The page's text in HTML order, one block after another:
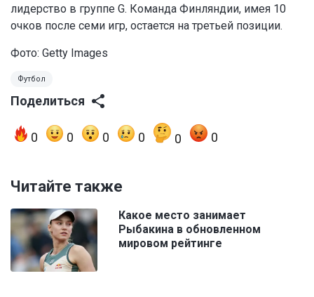
лидерство в группе G. Команда Финляндии, имея 10
очков после семи игр, остается на третьей позиции.
Фото: Getty Images
Футбол
Поделиться
0 0 0 0 0 0
Читайте также
Какое место занимает
Рыбакина в обновленном
мировом рейтинге